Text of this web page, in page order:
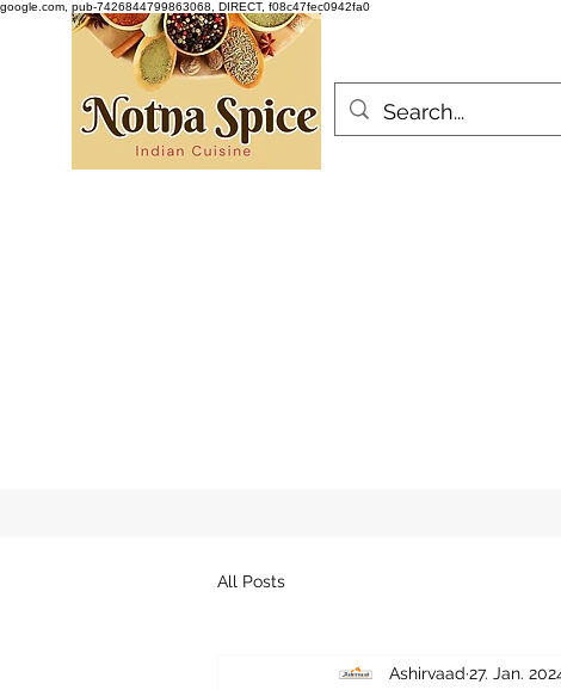
google.com, pub-7426844799863068, DIRECT, f08c47fec0942fa0
All Posts
Ashirvaad 27. Jan.